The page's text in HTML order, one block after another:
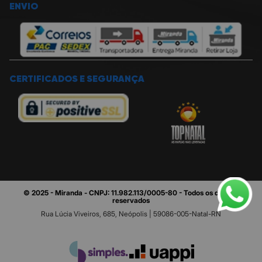
ENVIO
CERTIFICADOS E SEGURANÇA
© 2025 - Miranda - CNPJ: 11.982.113/0005-80 - Todos os direitos
reservados
Rua Lúcia Viveiros, 685, Neópolis | 59086-005-Natal-RN